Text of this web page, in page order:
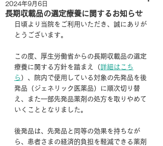
長期収載品の選定療養に関するお知らせ
2024年9月6日
日頃より当院をご利用いただき、誠にありが
とうございます。
この度、厚生労働省からの長期収載品の選定
療養に関する方針を踏まえ（詳細はこち
ら）、院内で使用している対象の先発品を後
発品（ジェネリック医薬品）に順次切り替
え、また一部先発品薬剤の処方を取りやめて
いくこととなりました。
後発品は、先発品と同等の効果を持ちなが
ら、患者さまの経済的負担を軽減できる薬剤